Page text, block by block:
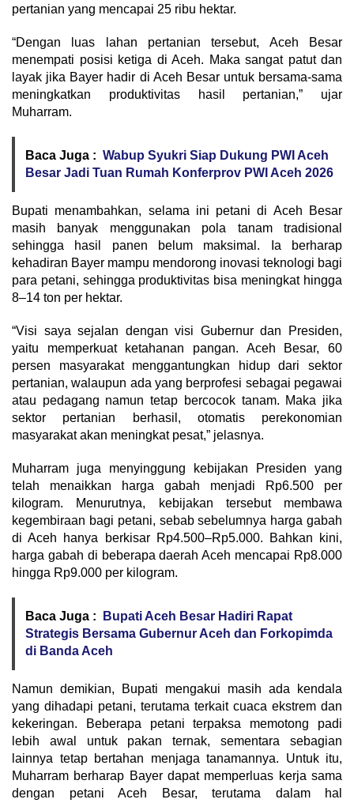
pertanian yang mencapai 25 ribu hektar.
“Dengan luas lahan pertanian tersebut, Aceh Besar
menempati posisi ketiga di Aceh. Maka sangat patut dan
layak jika Bayer hadir di Aceh Besar untuk bersama-sama
meningkatkan produktivitas hasil pertanian,” ujar
Muharram.
Baca Juga : Wabup Syukri Siap Dukung PWI Aceh
Besar Jadi Tuan Rumah Konferprov PWI Aceh 2026
Bupati menambahkan, selama ini petani di Aceh Besar
masih banyak menggunakan pola tanam tradisional
sehingga hasil panen belum maksimal. Ia berharap
kehadiran Bayer mampu mendorong inovasi teknologi bagi
para petani, sehingga produktivitas bisa meningkat hingga
8–14 ton per hektar.
“Visi saya sejalan dengan visi Gubernur dan Presiden,
yaitu memperkuat ketahanan pangan. Aceh Besar, 60
persen masyarakat menggantungkan hidup dari sektor
pertanian, walaupun ada yang berprofesi sebagai pegawai
atau pedagang namun tetap bercocok tanam. Maka jika
sektor pertanian berhasil, otomatis perekonomian
masyarakat akan meningkat pesat,” jelasnya.
Muharram juga menyinggung kebijakan Presiden yang
telah menaikkan harga gabah menjadi Rp6.500 per
kilogram. Menurutnya, kebijakan tersebut membawa
kegembiraan bagi petani, sebab sebelumnya harga gabah
di Aceh hanya berkisar Rp4.500–Rp5.000. Bahkan kini,
harga gabah di beberapa daerah Aceh mencapai Rp8.000
hingga Rp9.000 per kilogram.
Baca Juga :
Bupati Aceh Besar Hadiri Rapat
Strategis Bersama Gubernur Aceh dan Forkopimda
di Banda Aceh
Namun demikian, Bupati mengakui masih ada kendala
yang dihadapi petani, terutama terkait cuaca ekstrem dan
kekeringan. Beberapa petani terpaksa memotong padi
lebih awal untuk pakan ternak, sementara sebagian
lainnya tetap bertahan menjaga tanamannya. Untuk itu,
Muharram berharap Bayer dapat memperluas kerja sama
dengan petani Aceh Besar, terutama dalam hal